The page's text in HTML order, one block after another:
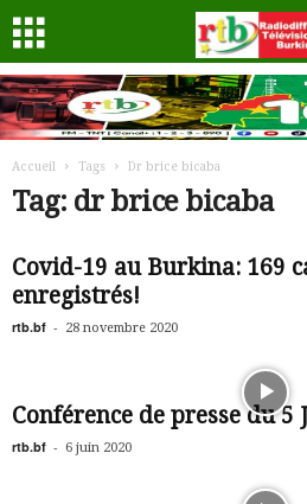
Accueil Tags Dr brice bicaba
Tag: dr brice bicaba
Covid-19 au Burkina: 169
enregistrés!
rtb.bf - 28 novembre 2020
Conférence de presse du 5
rtb.bf - 6 juin 2020